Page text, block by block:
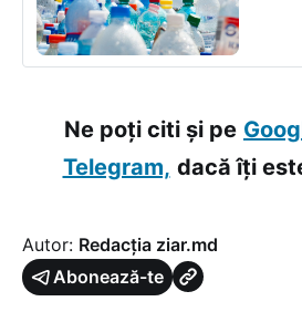
Ne poți citi și pe
Telegram, dacă îți
Autor: Redacția ziar.md
Abonează-te